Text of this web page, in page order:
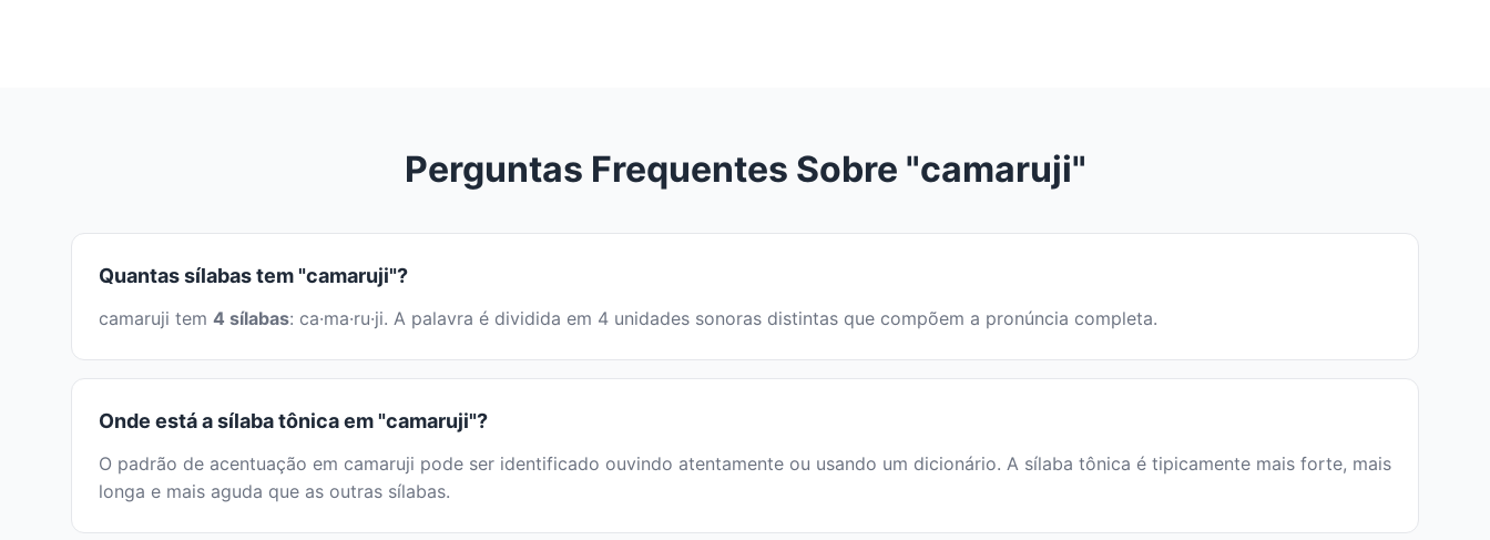
Perguntas Frequentes Sobre "camaruji"
Quantas sílabas tem "camaruji"?
camaruji tem 4 sílabas: ca·ma·ru·ji. A palavra é dividida em 4 unidades sonoras distintas que compõem a pronúncia completa.
Onde está a sílaba tônica em "camaruji"?
O padrão de acentuação em camaruji pode ser identificado ouvindo atentamente ou usando um dicionário. A sílaba tônica é tipicamente mais forte, mais
longa e mais aguda que as outras sílabas.